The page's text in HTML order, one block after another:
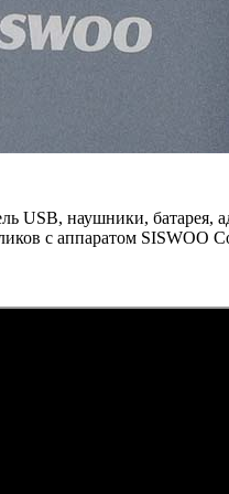
USB, наушники, батарея,
с аппаратом SISWOO